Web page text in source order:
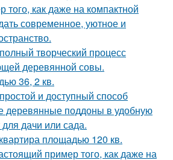
как даже на компактной
современное, уютное и
творческий процесс
деревянной совы.
36, 2 кв.
и доступный способ
деревянные поддоны в удобную
дачи или сада.
площадью 120 кв.
пример того, как даже на